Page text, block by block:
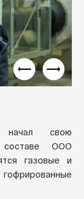
начал свою
ООО
газовые и